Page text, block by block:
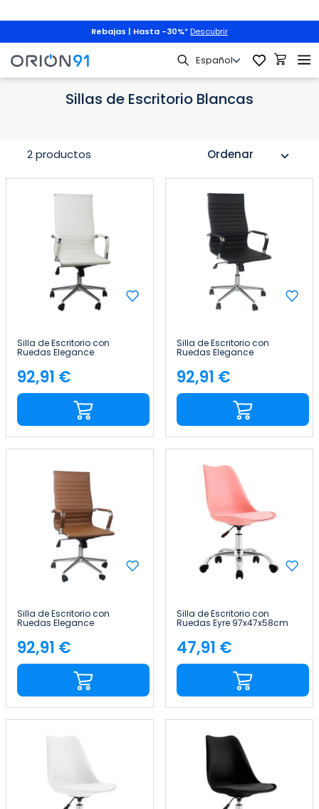
Rebajas | Hasta -30%* Descubrir
Sillas de Escritorio por Colores Sillas de Escritorio Blancas
Sillas de Escritorio Blancas
Ordenar expand_more
2 productos
Silla de Escritorio con
Ruedas Elegance
116x89x60cm Thinia Home
Precio
92,91 €
Silla de Escritorio con
Ruedas Elegance
116x89x60cm Thinia Home
Precio
92,91 €
Silla de Escritorio con
Ruedas Elegance
116x89x60cm Thinia Home
Precio
92,91 €
Silla de Escritorio con
Ruedas Eyre 97x47x58cm
Thinia Home
Precio
47,91 €